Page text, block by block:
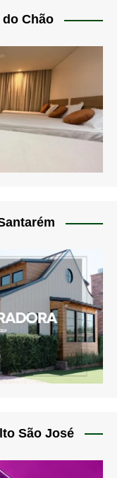
Chão
São José